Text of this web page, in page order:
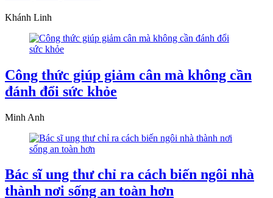
Khánh Linh
Công thức giúp giảm cân mà không cần
đánh đổi sức khỏe
Minh Anh
Bác sĩ ung thư chỉ ra cách biến ngôi nhà
thành nơi sống an toàn hơn